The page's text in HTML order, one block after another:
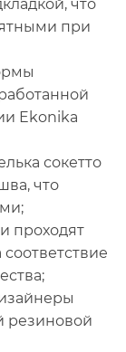
что
при
Ekonika
сокетто
что
проходят
резиновой